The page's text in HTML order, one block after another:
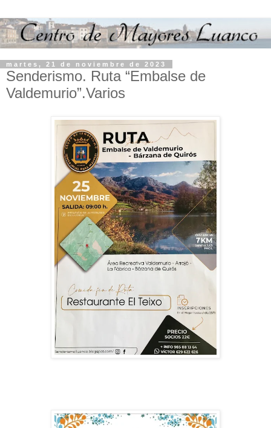
martes, 21 de noviembre de 2023
Senderismo. Ruta “Embalse de
Valdemurio”.Varios